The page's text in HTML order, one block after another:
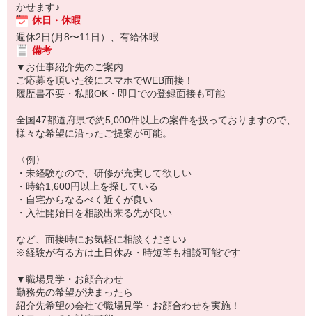
かせます♪
休日・休暇
週休2日(月8〜11日）、有給休暇
備考
▼お仕事紹介先のご案内
ご応募を頂いた後にスマホでWEB面接！
履歴書不要・私服OK・即日での登録面接も可能
全国47都道府県で約5,000件以上の案件を扱っておりますので、
様々な希望に沿ったご提案が可能。
〈例〉
・未経験なので、研修が充実して欲しい
・時給1,600円以上を探している
・自宅からなるべく近くが良い
・入社開始日を相談出来る先が良い
など、面接時にお気軽に相談ください♪
※経験が有る方は土日休み・時短等も相談可能です
▼職場見学・お顔合わせ
勤務先の希望が決まったら
紹介先希望の会社で職場見学・お顔合わせを実施！